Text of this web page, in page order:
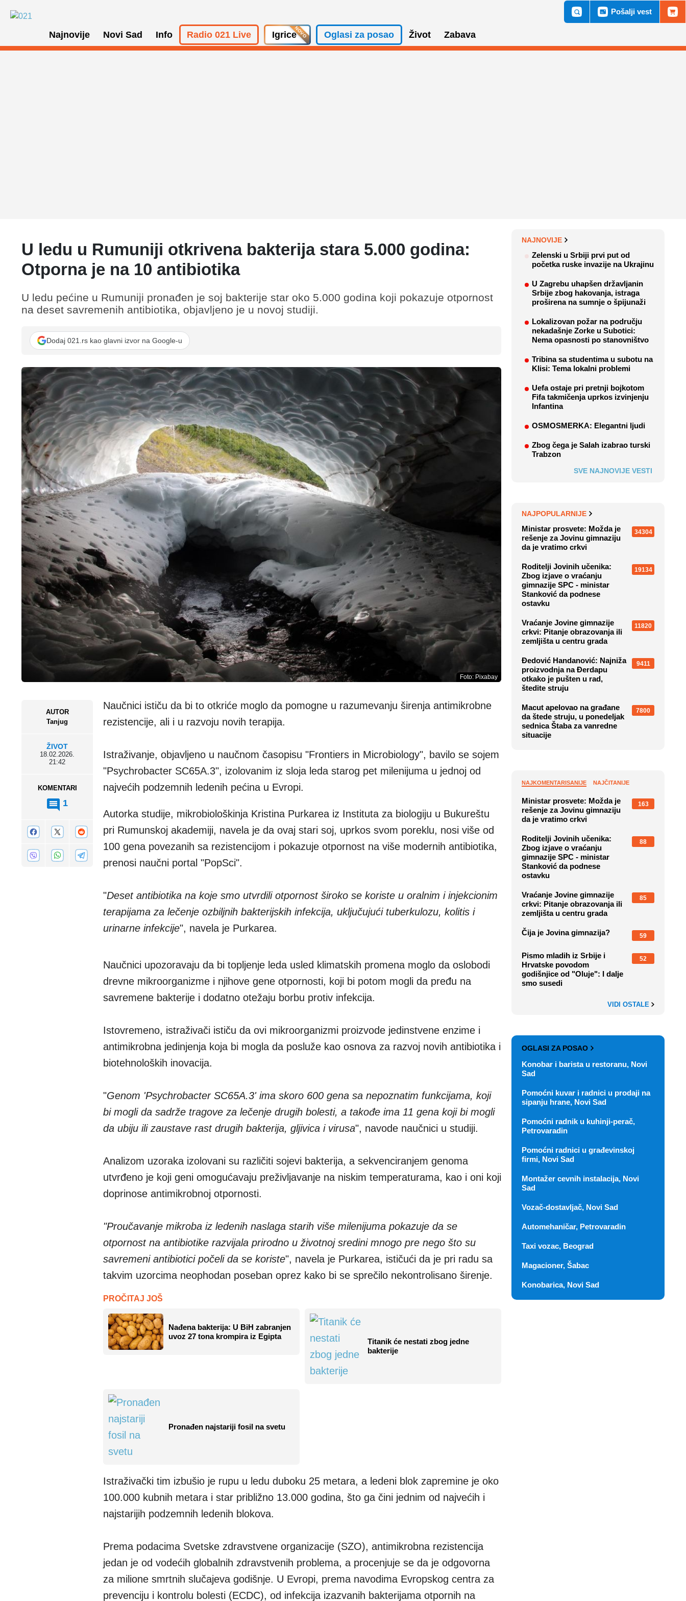
Najnovije Novi Sad Info Radio 021 Live Igrice Oglasi za posao Život Zabava
Pošalji vest
U ledu u Rumuniji otkrivena bakterija stara 5.000 godina:
Otporna je na 10 antibiotika
AUTOR
Tanjug
ŽIVOT
18.02.2026.
21:42
KOMENTARI
1
U ledu pećine u Rumuniji pronađen je soj bakterije star oko 5.000 godina koji pokazuje otpornost
na deset savremenih antibiotika, objavljeno je u novoj studiji.
Dodaj 021.rs kao glavni izvor na Google-u
Foto: Pixabay
Naučnici ističu da bi to otkriće moglo da pomogne u razumevanju širenja antimikrobne
rezistencije, ali i u razvoju novih terapija.
Istraživanje, objavljeno u naučnom časopisu "Frontiers in Microbiology", bavilo se sojem
"Psychrobacter SC65A.3", izolovanim iz sloja leda starog pet milenijuma u jednoj od
najvećih podzemnih ledenih pećina u Evropi.
Autorka studije, mikrobiološkinja Kristina Purkarea iz Instituta za biologiju u Bukureštu
pri Rumunskoj akademiji, navela je da ovaj stari soj, uprkos svom poreklu, nosi više od
100 gena povezanih sa rezistencijom i pokazuje otpornost na više modernih antibiotika,
prenosi naučni portal "PopSci".
"Deset antibiotika na koje smo utvrdili otpornost široko se koriste u oralnim i injekcionim
terapijama za lečenje ozbiljnih bakterijskih infekcija, uključujući tuberkulozu, kolitis i
urinarne infekcije", navela je Purkarea.
Naučnici upozoravaju da bi topljenje leda usled klimatskih promena moglo da oslobodi
drevne mikroorganizme i njihove gene otpornosti, koji bi potom mogli da pređu na
savremene bakterije i dodatno otežaju borbu protiv infekcija.
Istovremeno, istraživači ističu da ovi mikroorganizmi proizvode jedinstvene enzime i
antimikrobna jedinjenja koja bi mogla da posluže kao osnova za razvoj novih antibiotika i
biotehnoloških inovacija.
"Genom 'Psychrobacter SC65A.3' ima skoro 600 gena sa nepoznatim funkcijama, koji
bi mogli da sadrže tragove za lečenje drugih bolesti, a takođe ima 11 gena koji bi mogli
da ubiju ili zaustave rast drugih bakterija, gljivica i virusa", navode naučnici u studiji.
Analizom uzoraka izolovani su različiti sojevi bakterija, a sekvenciranjem genoma
utvrđeno je koji geni omogućavaju preživljavanje na niskim temperaturama, kao i oni koji
doprinose antimikrobnoj otpornosti.
"Proučavanje mikroba iz ledenih naslaga starih više milenijuma pokazuje da se
otpornost na antibiotike razvijala prirodno u životnoj sredini mnogo pre nego što su
savremeni antibiotici počeli da se koriste", navela je Purkarea, ističući da je pri radu sa
takvim uzorcima neophodan poseban oprez kako bi se sprečilo nekontrolisano širenje.
PROČITAJ JOŠ
Nađena bakterija: U BiH zabranjen
uvoz 27 tona krompira iz Egipta
Titanik će nestati zbog jedne
bakterije
Pronađen najstariji fosil na svetu
Istraživački tim izbušio je rupu u ledu duboku 25 metara, a ledeni blok zapremine je oko
100.000 kubnih metara i star približno 13.000 godina, što ga čini jednim od najvećih i
najstarijih podzemnih ledenih blokova.
Prema podacima Svetske zdravstvene organizacije (SZO), antimikrobna rezistencija
jedan je od vodećih globalnih zdravstvenih problema, a procenjuje se da je odgovorna
za milione smrtnih slučajeva godišnje. U Evropi, prema navodima Evropskog centra za
prevenciju i kontrolu bolesti (ECDC), od infekcija izazvanih bakterijama otpornih na
NAJNOVIJE
Zelenski u Srbiji prvi put od
početka ruske invazije na Ukrajinu
U Zagrebu uhapšen državljanin
Srbije zbog hakovanja, istraga
proširena na sumnje o špijunaži
Lokalizovan požar na području
nekadašnje Zorke u Subotici:
Nema opasnosti po stanovništvo
Tribina sa studentima u subotu na
Klisi: Tema lokalni problemi
Uefa ostaje pri pretnji bojkotom
Fifa takmičenja uprkos izvinjenju
Infantina
OSMOSMERKA: Elegantni ljudi
Zbog čega je Salah izabrao turski
Trabzon
SVE NAJNOVIJE VESTI
NAJPOPULARNIJE
Ministar prosvete: Možda je
rešenje za Jovinu gimnaziju
da je vratimo crkvi
34304
Roditelji Jovinih učenika:
Zbog izjave o vraćanju
gimnazije SPC - ministar
Stanković da podnese
ostavku
19134
Vraćanje Jovine gimnazije
crkvi: Pitanje obrazovanja ili
zemljišta u centru grada
11820
Đedović Handanović: Najniža
proizvodnja na Đerdapu
otkako je pušten u rad,
štedite struju
9411
Macut apelovao na građane
da štede struju, u ponedeljak
sednica Štaba za vanredne
situacije
7800
NAJKOMENTARISANIJE NAJČITANIJE
Ministar prosvete: Možda je
rešenje za Jovinu gimnaziju
da je vratimo crkvi
163
Roditelji Jovinih učenika:
Zbog izjave o vraćanju
gimnazije SPC - ministar
Stanković da podnese
ostavku
88
Vraćanje Jovine gimnazije
crkvi: Pitanje obrazovanja ili
zemljišta u centru grada
85
Čija je Jovina gimnazija? 59
Pismo mladih iz Srbije i
Hrvatske povodom
godišnjice od "Oluje": I dalje
smo susedi
52
VIDI OSTALE
OGLASI ZA POSAO
Konobar i barista u restoranu, Novi
Sad
Pomoćni kuvar i radnici u prodaji na
sipanju hrane, Novi Sad
Pomoćni radnik u kuhinji-perač,
Petrovaradin
Pomoćni radnici u građevinskoj
firmi, Novi Sad
Montažer cevnih instalacija, Novi
Sad
Vozač-dostavljač, Novi Sad
Automehaničar, Petrovaradin
Taxi vozac, Beograd
Magacioner, Šabac
Konobarica, Novi Sad